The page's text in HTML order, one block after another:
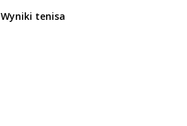
Wyniki tenisa